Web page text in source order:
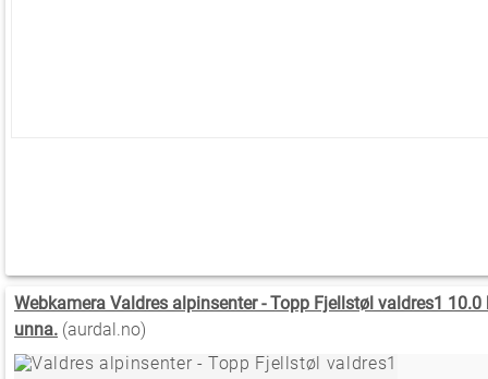
Webkamera Valdres alpinsenter - Topp Fjellstøl valdres1 10.0
unna. (aurdal.no)